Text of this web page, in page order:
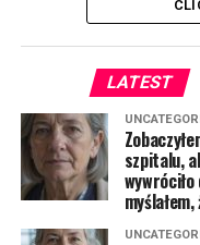
LATEST
szpitalu,